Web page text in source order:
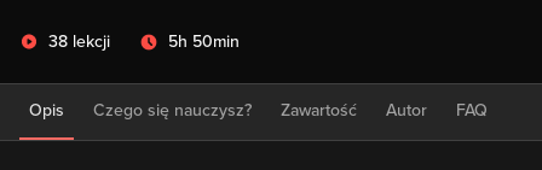
38 lekcji 5h 50min
Opis Czego się nauczysz? Zawartość Autor FAQ